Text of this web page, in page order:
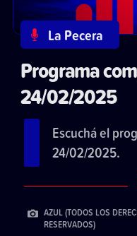
La Pecera
Programa
24/02/2025
Escuchá el
24/02/2025.
AZUL (TODOS LOS
RESERVADOS)